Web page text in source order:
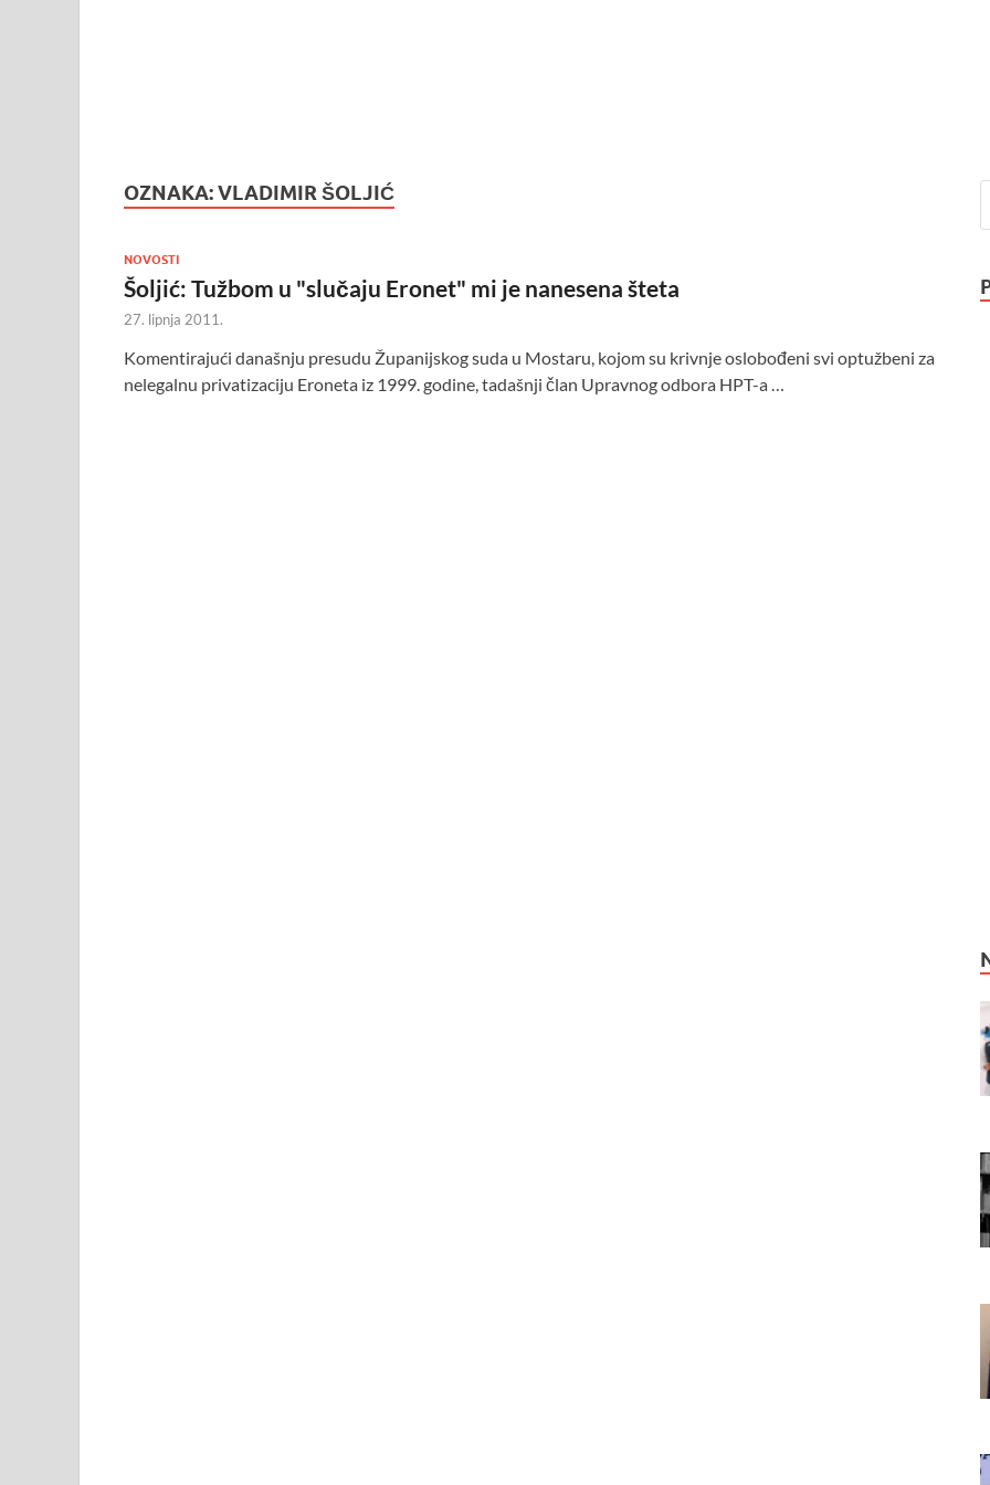
OZNAKA:VLADIMIR ŠOLJIĆ
NOVOSTI
Šoljić: Tužbom u "slučaju Eronet" mi je nanesena šteta
27. lipnja 2011.
Komentirajući današnju presudu Županijskog suda u Mostaru, kojom su krivnje oslobođeni svi optužbeni za
nelegalnu privatizaciju Eroneta iz 1999. godine, tadašnji član Upravnog odbora HPT-a …